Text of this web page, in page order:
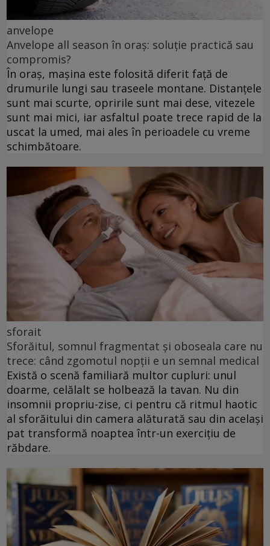
anvelope
Anvelope all season în oraș: soluție practică sau
compromis?
În oraș, mașina este folosită diferit față de
drumurile lungi sau traseele montane. Distanțele
sunt mai scurte, opririle sunt mai dese, vitezele
sunt mai mici, iar asfaltul poate trece rapid de la
uscat la umed, mai ales în perioadele cu vreme
schimbătoare.
sforait
Sforăitul, somnul fragmentat și oboseala care nu
trece: când zgomotul nopții e un semnal medical
Există o scenă familiară multor cupluri: unul
doarme, celălalt se holbează la tavan. Nu din
insomnii propriu-zise, ci pentru că ritmul haotic
al sforăitului din camera alăturată sau din același
pat transformă noaptea într-un exercițiu de
răbdare.